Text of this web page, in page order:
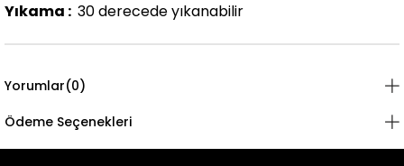
Yıkama : 30 derecede yıkanabilir
Yorumlar(0)
Ödeme Seçenekleri